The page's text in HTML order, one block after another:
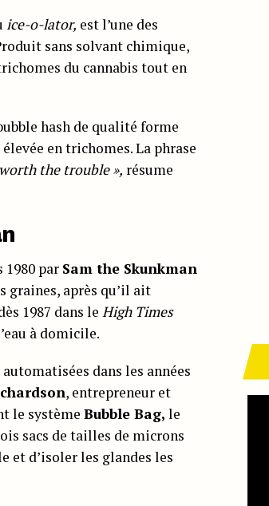
ice-o-lator, est l’une des
sans solvant chimique,
du cannabis tout en
hash de qualité forme
en trichomes. La phrase
the trouble », résume
1980 par Sam the Skunkman
graines, après qu’il ait
1987 dans le High Times
à domicile.
dans les années
, entrepreneur et
le système Bubble Bag, le
sacs de tailles de microns
d’isoler les glandes les